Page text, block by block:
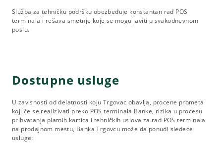
Služba za tehničku podršku obezbeđuje konstantan rad POS
terminala i rešava smetnje koje se mogu javiti u svakodnevnom
poslu.
Dostupne usluge
U zavisnosti od delatnosti koju Trgovac obavlja, procene prometa
koji će se realizivati preko POS terminala Banke, rizika u procesu
prihvatanja platnih kartica i tehničkih uslova za rad POS terminala
na prodajnom mestu, Banka Trgovcu može da ponudi sledeće
usluge: